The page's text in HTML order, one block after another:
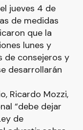
jueves 4 de
de medidas
que la
lunes y
de consejeros y
desarrollarán
Ricardo Mozzi,
“debe dejar
de